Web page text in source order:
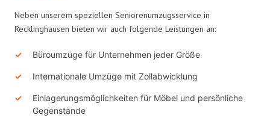
Neben unserem speziellen Seniorenumzugsservice in
Recklinghausen bieten wir auch folgende Leistungen an:
Büroumzüge für Unternehmen jeder Größe
Internationale Umzüge mit Zollabwicklung
Einlagerungsmöglichkeiten für Möbel und persönliche
Gegenstände